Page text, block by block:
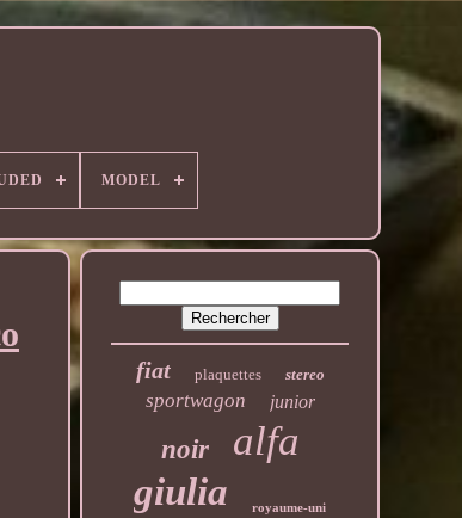
MODEL
fiat plaquettes stereo
sportwagon junior
noir alfa
giulia royaume-uni